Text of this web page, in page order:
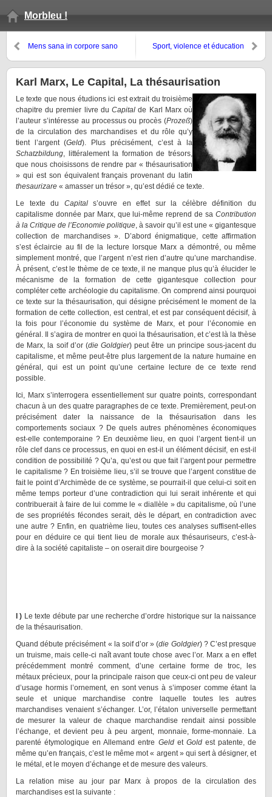
Morbleu !
Mens sana in corpore sano Sport, violence et éducation
Karl Marx, Le Capital, La thésaurisation
Le texte que nous étudions ici est extrait du troisième
chapitre du premier livre duCapital de Karl Marx où
l’auteur s’intéresse au processus ou procès (Prozeß)
de la circulation des marchandises et du rôle qu’y
tient l’argent (Geld). Plus précisément, c’est à la
Schatzbildung, littéralement la formation de trésors,
que nous choisissons de rendre par « thésaurisation
» qui est son équivalent français provenant du latin
thesaurizare « amasser un trésor », qu’est dédié ce texte.
Le texte du Capitals’ouvre en effet sur la célèbre définition du
capitalisme donnée par Marx, que lui-même reprend de sa Contribution
à la Critique de l’Economie politique, à savoir qu’il est une « gigantesque
collection de marchandises ». D’abord énigmatique, cette affirmation
s’est éclaircie au fil de la lecture lorsque Marx a démontré, ou même
simplement montré, que l’argent n’est rien d’autre qu’une marchandise.
À présent, c’est le thème de ce texte, il ne manque plus qu’à élucider le
mécanisme de la formation de cette gigantesque collection pour
compléter cette archéologie du capitalisme. On comprend ainsi pourquoi
ce texte sur la thésaurisation, qui désigne précisément le moment de la
formation de cette collection, est central, et est par conséquent décisif, à
la fois pour l’économie du système de Marx, et pour l’économie en
général. Il s’agira de montrer en quoi la thésaurisation, et c’est là la thèse
de Marx, la soif d’or (die Goldgier) peut être un principe sous-jacent du
capitalisme, et même peut-être plus largement de la nature humaine en
général, qui est un point qu’une certaine lecture de ce texte rend
possible.
Ici, Marx s’interrogera essentiellement sur quatre points, correspondant
chacun à un des quatre paragraphes de ce texte. Premièrement, peut-on
précisément dater la naissance de la thésaurisation dans les
comportements sociaux ? De quels autres phénomènes économiques
est-elle contemporaine ? En deuxième lieu, en quoi l’argent tient-il un
rôle clef dans ce processus, en quoi en est-il un élément décisif, en est-il
condition de possibilité ? Qu’a, qu’est ou que fait l’argent pour permettre
le capitalisme ? En troisième lieu, s’il se trouve que l’argent constitue de
fait le point d’Archimède de ce système, se pourrait-il que celui-ci soit en
même temps porteur d’une contradiction qui lui serait inhérente et qui
contribuerait à faire de lui comme le « diallèle » du capitalisme, où l’une
de ses propriétés fécondes serait, dès le départ, en contradiction avec
une autre ? Enfin, en quatrième lieu, toutes ces analyses suffisent-elles
pour en déduire ce qui tient lieu de morale aux thésauriseurs, c’est-à-
dire à la société capitaliste – on oserait dire bourgeoise ?
I ) Le texte débute par une recherche d’ordre historique sur la naissance
de la thésaurisation.
Quand débute précisément « la soif d’or » (die Goldgier) ? C’est presque
un truisme, mais celle-ci naît avant toute chose avec l’or. Marx a en effet
précédemment montré comment, d’une certaine forme de troc, les
métaux précieux, pour la principale raison que ceux-ci ont peu de valeur
d’usage hormis l’ornement, en sont venus à s’imposer comme étant la
seule et unique marchandise contre laquelle toutes les autres
marchandises venaient s’échanger. L’or, l’étalon universelle permettant
de mesurer la valeur de chaque marchandise rendait ainsi possible
l’échange, et devient peu à peu argent, monnaie, forme-monnaie. La
parenté étymologique en Allemand entre Geldet Goldest patente, de
même qu’en français, c’est le même mot « argent » qui sert à désigner, et
le métal, et le moyen d’échange et de mesure des valeurs.
La relation mise au jour par Marx à propos de la circulation des
marchandises est la suivante :